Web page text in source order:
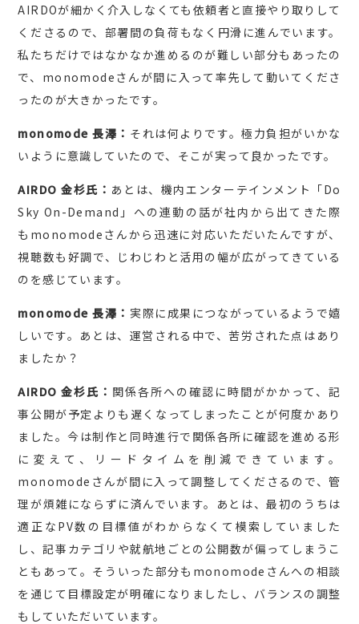
AIRDOが細かく介入しなくても依頼者と直接やり取りして
くださるので、部署間の負荷もなく円滑に進んでいます。
私たちだけではなかなか進めるのが難しい部分もあったの
で、monomodeさんが間に入って率先して動いてくださ
ったのが大きかったです。
monomode 長澤： それは何よりです。極力負担がいかな
いように意識していたので、そこが実って良かったです。
AIRDO 金杉氏： あとは、機内エンターテインメント「Do
Sky On-Demand」への連動の話が社内から出てきた際
もmonomodeさんから迅速に対応いただいたんですが、
視聴数も好調で、じわじわと活用の幅が広がってきている
のを感じています。
monomode 長澤： 実際に成果につながっているようで嬉
しいです。あとは、運営される中で、苦労された点はあり
ましたか？
AIRDO 金杉氏： 関係各所への確認に時間がかかって、記
事公開が予定よりも遅くなってしまったことが何度かあり
ました。今は制作と同時進行で関係各所に確認を進める形
に変えて、リードタイムを削減できています。
monomodeさんが間に入って調整してくださるので、管
理が煩雑にならずに済んでいます。あとは、最初のうちは
適正なPV数の目標値がわからなくて模索していました
し、記事カテゴリや就航地ごとの公開数が偏ってしまうこ
ともあって。そういった部分もmonomodeさんへの相談
を通じて目標設定が明確になりましたし、バランスの調整
もしていただいています。